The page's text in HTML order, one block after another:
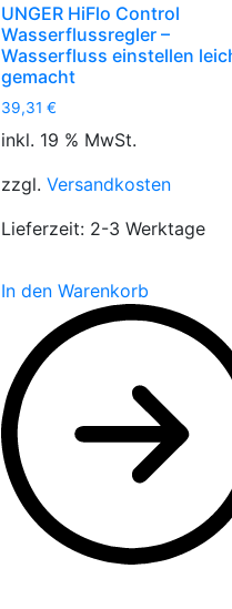
UNGER HiFlo Control
Wasserflussregler –
Wasserfluss einstellen
gemacht
39,31 €
inkl. 19 % MwSt.
zzgl. Versandkosten
Lieferzeit: 2-3 Werktage
In den Warenkorb